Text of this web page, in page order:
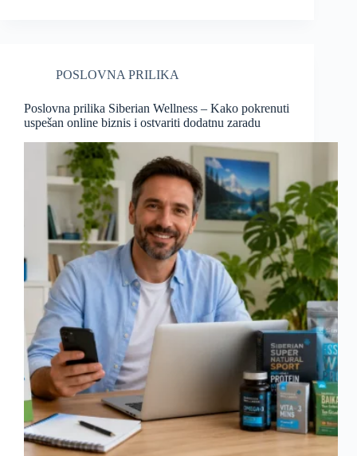
POSLOVNA PRILIKA
Poslovna prilika Siberian Wellness – Kako pokrenuti
uspešan online biznis i ostvariti dodatnu zaradu